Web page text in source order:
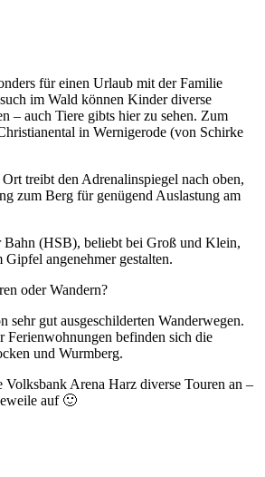
für einen Urlaub mit der Familie
im Wald können Kinder diverse
– auch Tiere gibts hier zu sehen. Zum
in Wernigerode (von Schirke
treibt den Adrenalinspiegel nach oben,
zum Berg für genügend Auslastung am
Bahn (HSB), beliebt bei Groß und Klein,
angenehmer gestalten.
oder Wandern?
sehr gut ausgeschilderten Wanderwegen.
Ferienwohnungen befinden sich die
und Wurmberg.
Volksbank Arena Harz diverse Touren an –
auf 🙂